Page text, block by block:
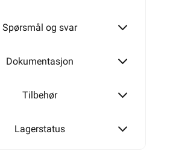
Spørsmål og svar
Dokumentasjon
Tilbehør
Lagerstatus